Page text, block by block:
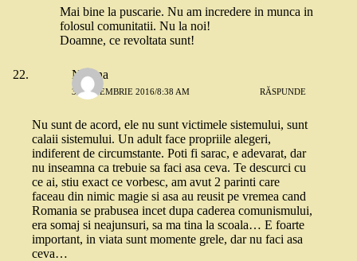
Mai bine la puscarie. Nu am incredere in munca in
folosul comunitatii. Nu la noi!
Doamne, ce revoltata sunt!
Nadina
3 SEPTEMBRIE 2016/8:38 AM RĂSPUNDE
Nu sunt de acord, ele nu sunt victimele sistemului, sunt
calaii sistemului. Un adult face propriile alegeri,
indiferent de circumstante. Poti fi sarac, e adevarat, dar
nu inseamna ca trebuie sa faci asa ceva. Te descurci cu
ce ai, stiu exact ce vorbesc, am avut 2 parinti care
faceau din nimic magie si asa au reusit pe vremea cand
Romania se prabusea incet dupa caderea comunismului,
era somaj si neajunsuri, sa ma tina la scoala… E foarte
important, in viata sunt momente grele, dar nu faci asa
ceva…